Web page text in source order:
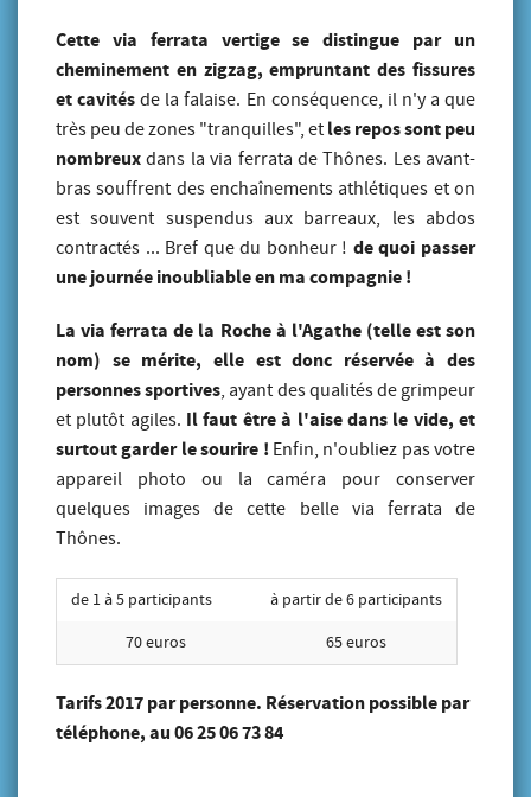
Cette via ferrata vertige se distingue par un
cheminement en zigzag, empruntant des fissures
et cavités de la falaise. En conséquence, il n'y a que
très peu de zones "tranquilles", et les repos sont peu
nombreux dans la via ferrata de Thônes. Les avant-
bras souffrent des enchaînements athlétiques et on
est souvent suspendus aux barreaux, les abdos
contractés ... Bref que du bonheur ! de quoi passer
une journée inoubliable en ma compagnie !
La via ferrata de la Roche à l'Agathe (telle est son
nom) se mérite, elle est donc réservée à des
personnes sportives, ayant des qualités de grimpeur
et plutôt agiles. Il faut être à l'aise dans le vide, et
surtout garder le sourire ! Enfin, n'oubliez pas votre
appareil photo ou la caméra pour conserver
quelques images de cette belle via ferrata de
Thônes.
de 1 à 5 participants
à partir de 6 participants
70 euros
65 euros
Tarifs 2017 par personne. Réservation possible par
téléphone, au 06 25 06 73 84